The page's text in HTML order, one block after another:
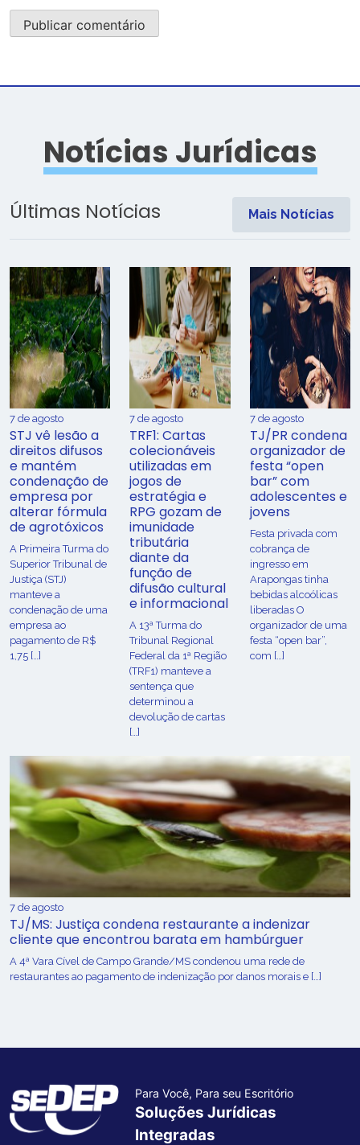
Notícias Jurídicas
Últimas Notícias Mais Notícias
7 de agosto
STJ vê lesão a
direitos difusos
e mantém
condenação de
empresa por
alterar fórmula
de agrotóxicos
​A Primeira Turma do
Superior Tribunal de
Justiça (STJ)
manteve a
condenação de uma
empresa ao
pagamento de R$
1,75 […]
7 de agosto
TRF1: Cartas
colecionáveis
utilizadas em
jogos de
estratégia e
RPG gozam de
imunidade
tributária
diante da
função de
difusão cultural
e informacional
A 13ª Turma do
Tribunal Regional
Federal da 1ª Região
(TRF1) manteve a
sentença que
determinou a
devolução de cartas
[…]
7 de agosto
TJ/PR condena
organizador de
festa “open
bar” com
adolescentes e
jovens
Festa privada com
cobrança de
ingresso em
Arapongas tinha
bebidas alcoólicas
liberadas O
organizador de uma
festa “open bar”,
com […]
7 de agosto
TJ/MS: Justiça condena restaurante a indenizar
cliente que encontrou barata em hambúrguer
A 4ª Vara Cível de Campo Grande/MS condenou uma rede de
restaurantes ao pagamento de indenização por danos morais e […]
Para Você, Para seu Escritório
Soluções Jurídicas
Integradas